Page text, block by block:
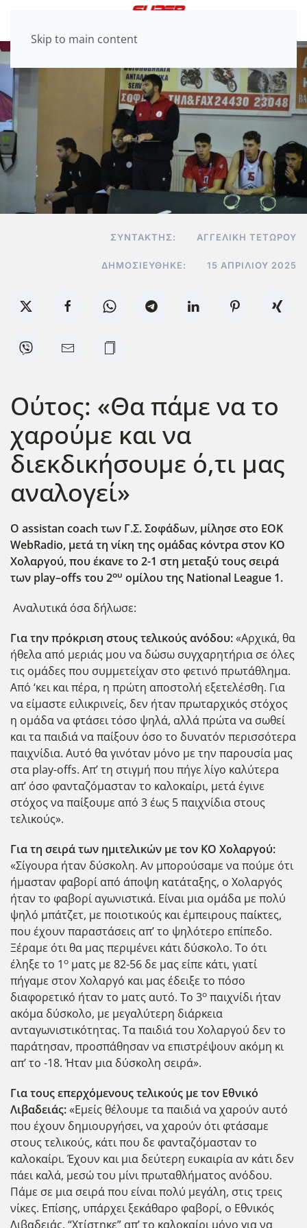
Skip to main content
ΣΥΝΤΆΚΤΗΣ: ΑΓΓΕΛΙΚΉ ΤΕΤΏΡΟΥ
ΔΗΜΟΣΙΕΎΘΗΚΕ: 15 ΑΠΡΙΛΊΟΥ 2025
Ούτος: «Θα πάμε να το
χαρούμε και να
διεκδικήσουμε ό,τι μας
αναλογεί»
O assistan coach των Γ.Σ. Σοφάδων, μίλησε στο ΕΟΚ
WebRadio, μετά τη νίκη της ομάδας κόντρα στον ΚΟ
Χολαργού, πουέκανε το 2-1 στη μεταξύ τους σειρά
των play–offs του 2ου ομίλου της National League 1.
Αναλυτικά όσα δήλωσε:
Για την πρόκριση στους τελικούς ανόδου:«Αρχικά, θα
ήθελα από μεριάς μου να δώσω συγχαρητήρια σε όλες
τις ομάδες που συμμετείχαν στο φετινό πρωτάθλημα.
Από ‘κει και πέρα, η πρώτη αποστολή εξετελέσθη. Για
να είμαστε ειλικρινείς, δεν ήταν πρωταρχικός στόχος
η ομάδα να φτάσει τόσο ψηλά, αλλά πρώτα να σωθεί
και τα παιδιά να παίξουν όσο το δυνατόν περισσότερα
παιχνίδια. Αυτό θα γινόταν μόνο με την παρουσία μας
στα play-offs. Απ’ τη στιγμή που πήγε λίγο καλύτερα
απ’ όσο φανταζόμασταν το καλοκαίρι, μετά έγινε
στόχος να παίξουμε από 3 έως 5 παιχνίδια στους
τελικούς».
Για τη σειρά των ημιτελικών με τον ΚΟ Χολαργού:
«Σίγουρα ήταν δύσκολη. Αν μπορούσαμε να πούμε ότι
ήμασταν φαβορί από άποψη κατάταξης, ο Χολαργός
ήταν το φαβορί αγωνιστικά. Είναι μια ομάδα με πολύ
ψηλό μπάτζετ, με ποιοτικούς και έμπειρους παίκτες,
που έχουν παραστάσεις απ’ το ψηλότερο επίπεδο.
Ξέραμε ότι θα μας περιμένει κάτι δύσκολο. Το ότι
έληξε το 1ο ματς με 82-56 δε μας είπε κάτι, γιατί
πήγαμε στον Χολαργό και μας έδειξε το πόσο
διαφορετικό ήταν το ματς αυτό. Το 3ο παιχνίδι ήταν
ακόμα δύσκολο, με μεγαλύτερη διάρκεια
ανταγωνιστικότητας. Τα παιδιά του Χολαργού δεν το
παράτησαν, προσπάθησαν να επιστρέψουν ακόμη κι
απ’ το -18. Ήταν μια δύσκολη σειρά».
Για τους επερχόμενους τελικούς με τον Εθνικό
Λιβαδειάς:«Εμείς θέλουμε τα παιδιά να χαρούν αυτό
που έχουν δημιουργήσει, να χαρούν ότι φτάσαμε
στους τελικούς, κάτι που δε φανταζόμασταν το
καλοκαίρι. Έχουν και μια δεύτερη ευκαιρία αν κάτι δεν
πάει καλά, μεσώ του μίνι πρωταθλήματος ανόδου.
Πάμε σε μια σειρά που είναι πολύ μεγάλη, στις τρεις
νίκες. Επίσης, υπάρχει ξεκάθαρο φαβορί, ο Εθνικός
Λιβαδειάς. “Χτίστηκε” απ’ το καλοκαίρι μόνο για να